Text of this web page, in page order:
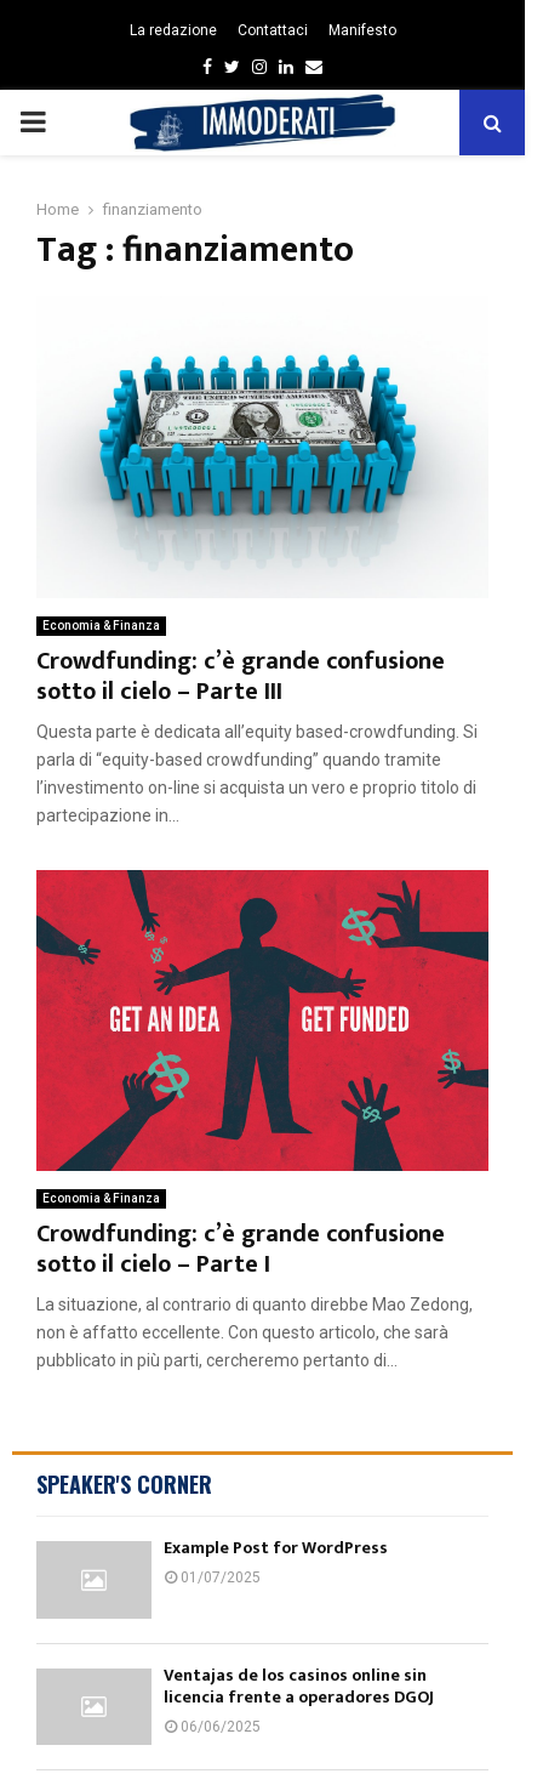
La redazione Contattaci Manifesto
Facebook
Twitter
Instagram
Linkedin
Email
PRIMARY
Home finanziamento
Tag : finanziamento
Economia & Finanza
Crowdfunding: c’è grande confusione
sotto il cielo – Parte III
Questa parte è dedicata all’equity based-crowdfunding. Si
parla di “equity-based crowdfunding” quando tramite
l’investimento on-line si acquista un vero e proprio titolo di
partecipazione in...
Economia & Finanza
Crowdfunding: c’è grande confusione
sotto il cielo – Parte I
La situazione, al contrario di quanto direbbe Mao Zedong,
non è affatto eccellente. Con questo articolo, che sarà
pubblicato in più parti, cercheremo pertanto di...
SPEAKER'S CORNER
Example Post for WordPress
01/07/2025
Ventajas de los casinos online sin
licencia frente a operadores DGOJ
06/06/2025